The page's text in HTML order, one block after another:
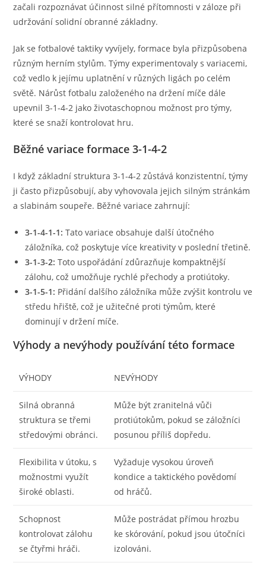
začali rozpoznávat účinnost silné přítomnosti v záloze při
udržování solidní obranné základny.
Jak se fotbalové taktiky vyvíjely, formace byla přizpůsobena
různým herním stylům. Týmy experimentovaly s variacemi,
což vedlo k jejímu uplatnění v různých ligách po celém
světě. Nárůst fotbalu založeného na držení míče dále
upevnil 3-1-4-2 jako životaschopnou možnost pro týmy,
které se snaží kontrolovat hru.
Běžné variace formace 3-1-4-2
I když základní struktura 3-1-4-2 zůstává konzistentní, týmy
ji často přizpůsobují, aby vyhovovala jejich silným stránkám
a slabinám soupeře. Běžné variace zahrnují:
3-1-4-1-1: Tato variace obsahuje další útočného
záložníka, což poskytuje více kreativity v poslední třetině.
3-1-3-2: Toto uspořádání zdůrazňuje kompaktnější
zálohu, což umožňuje rychlé přechody a protiútoky.
3-1-5-1: Přidání dalšího záložníka může zvýšit kontrolu ve
středu hřiště, což je užitečné proti týmům, které
dominují v držení míče.
Výhody a nevýhody používání této formace
VÝHODY NEVÝHODY
Silná obranná
struktura se třemi
středovými obránci.
Může být zranitelná vůči
protiútokům, pokud se záložníci
posunou příliš dopředu.
Flexibilita v útoku, s
možnostmi využít
široké oblasti.
Vyžaduje vysokou úroveň
kondice a taktického povědomí
od hráčů.
Schopnost
kontrolovat zálohu
se čtyřmi hráči.
Může postrádat přímou hrozbu
ke skórování, pokud jsou útočníci
izolováni.